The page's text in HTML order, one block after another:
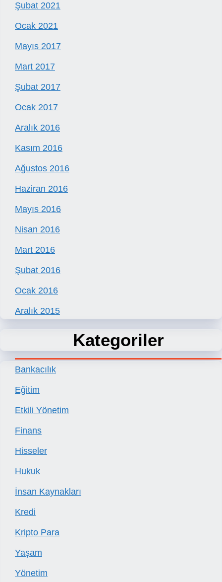
Şubat 2021
Ocak 2021
Mayıs 2017
Mart 2017
Şubat 2017
Ocak 2017
Aralık 2016
Kasım 2016
Ağustos 2016
Haziran 2016
Mayıs 2016
Nisan 2016
Mart 2016
Şubat 2016
Ocak 2016
Aralık 2015
Kategoriler
Bankacılık
Eğitim
Etkili Yönetim
Finans
Hisseler
Hukuk
İnsan Kaynakları
Kredi
Kripto Para
Yaşam
Yönetim